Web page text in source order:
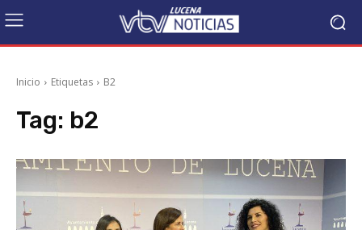
Inicio Etiquetas B2
Tag: b2